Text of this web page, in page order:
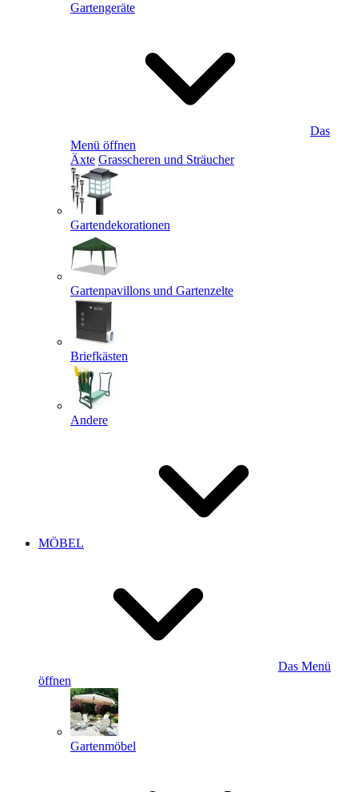
Gartengeräte
Das
Menü öffnen
Äxte Grasscheren und Sträucher
Gartendekorationen
Gartenpavillons und Gartenzelte
Briefkästen
Andere
MÖBEL
Das Menü
öffnen
Gartenmöbel